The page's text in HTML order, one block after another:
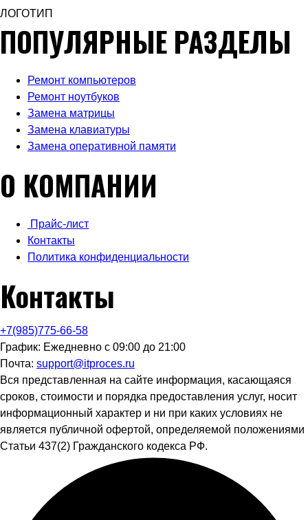
ЛОГОТИП
ПОПУЛЯРНЫЕ РАЗДЕЛЫ
Ремонт компьютеров
Ремонт ноутбуков
Замена матрицы
Замена клавиатуры
Замена оперативной памяти
О КОМПАНИИ
Прайс-лист
Контакты
Политика конфиденциальности
Контакты
+7(985)775-66-58
График: Ежедневно с 09:00 до 21:00
Почта: support@itproces.ru
Вся представленная на сайте информация, касающаяся
сроков, стоимости и порядка предоставления услуг, носит
информационный характер и ни при каких условиях не
является публичной офертой, определяемой положениями
Статьи 437(2) Гражданского кодекса РФ.